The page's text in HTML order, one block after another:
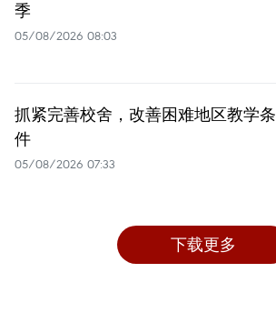
季
05/08/2026 08:03
抓紧完善校舍，改善困难地区教学条
件
05/08/2026 07:33
下载更多